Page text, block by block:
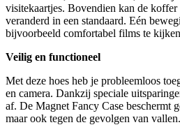
visitekaartjes. Bovendien kan de
veranderd in een standaard. Eén
bijvoorbeeld comfortabel films te
Veilig en functioneel
Met deze hoes heb je probleemloos
en camera. Dankzij speciale
af. De Magnet Fancy Case beschermt
maar ook tegen de gevolgen van vallen.